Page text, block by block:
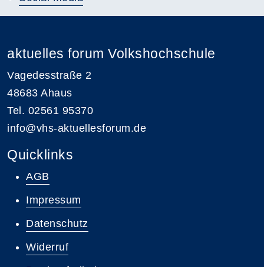
aktuelles forum Volkshochschule
Vagedesstraße 2
48683 Ahaus
Tel. 02561 95370
info@vhs-aktuellesforum.de
Quicklinks
AGB
Impressum
Datenschutz
Widerruf